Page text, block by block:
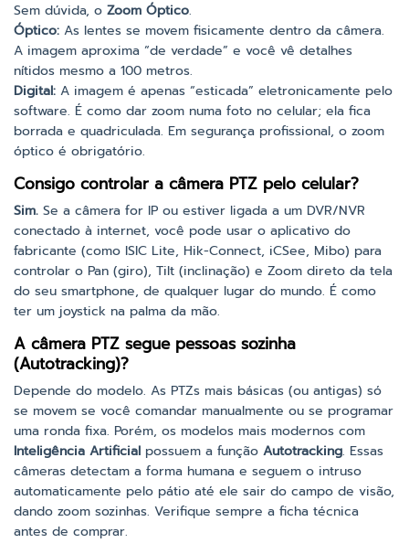
Sem dúvida, o Zoom Óptico.
Óptico: As lentes se movem fisicamente dentro da câmera.
A imagem aproxima “de verdade” e você vê detalhes
nítidos mesmo a 100 metros.
Digital: A imagem é apenas “esticada” eletronicamente pelo
software. É como dar zoom numa foto no celular; ela fica
borrada e quadriculada. Em segurança profissional, o zoom
óptico é obrigatório.
Consigo controlar a câmera PTZ pelo celular?
Sim. Se a câmera for IP ou estiver ligada a um DVR/NVR
conectado à internet, você pode usar o aplicativo do
fabricante (como ISIC Lite, Hik-Connect, iCSee, Mibo) para
controlar o Pan (giro), Tilt (inclinação) e Zoom direto da tela
do seu smartphone, de qualquer lugar do mundo. É como
ter um joystick na palma da mão.
A câmera PTZ segue pessoas sozinha
(Autotracking)?
Depende do modelo. As PTZs mais básicas (ou antigas) só
se movem se você comandar manualmente ou se programar
uma ronda fixa. Porém, os modelos mais modernos com
Inteligência Artificial possuem a função Autotracking. Essas
câmeras detectam a forma humana e seguem o intruso
automaticamente pelo pátio até ele sair do campo de visão,
dando zoom sozinhas. Verifique sempre a ficha técnica
antes de comprar.